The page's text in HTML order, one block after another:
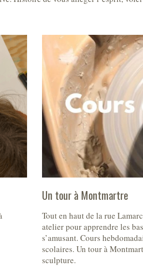
Un tour à Montmartre
Tout en haut de la rue
atelier pour apprendre les
s’amusant. Cours
scolaires. Un tour à
sculpture.